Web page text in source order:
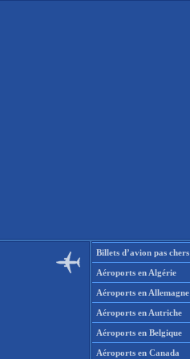
Billets d’avion pas chers
Aéroports en Algérie
Aéroports en Allemagne
Aéroports en Autriche
Aéroports en Belgique
Aéroports en Canada